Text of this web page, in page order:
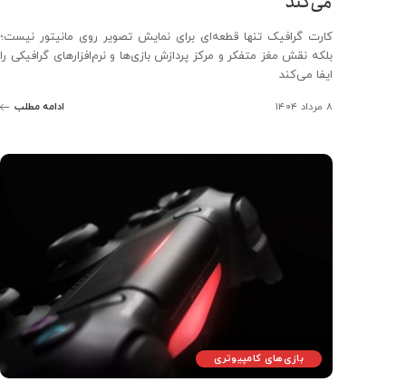
کارت گرافیک تنها قطعه‌ای برای نمایش تصویر روی مانیتور نیست؛
بلکه نقش مغز متفکر و مرکز پردازش بازی‌ها و نرم‌افزارهای گرافیکی را
ایفا می‌کند
۸ مرداد ۱۴۰۴ ادامه مطلب
بازی‌های کامپیوتری